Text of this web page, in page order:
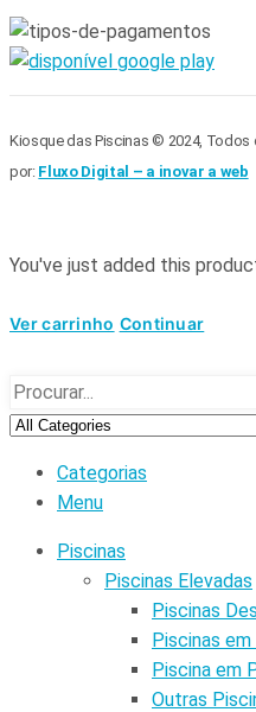
Kiosque das Piscinas © 2024, Todos
por: Fluxo Digital – a inovar a web
You've just added this
Ver carrinho Continuar
Categorias
Menu
Piscinas
Piscinas Elevadas
Piscinas
Piscinas
Piscina em
Outras